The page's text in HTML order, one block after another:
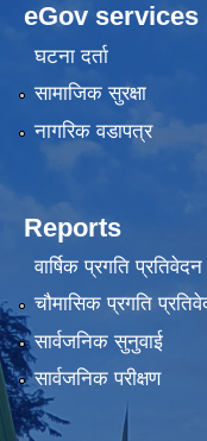
eGov services
घटना दर्ता
सामाजिक सुरक्षा
नागरिक वडापत्र
Reports
वार्षिक प्रगति प्रतिवेदन
चौमासिक प्रगति
सार्वजनिक सुनुवाई
सार्वजनिक परीक्षण